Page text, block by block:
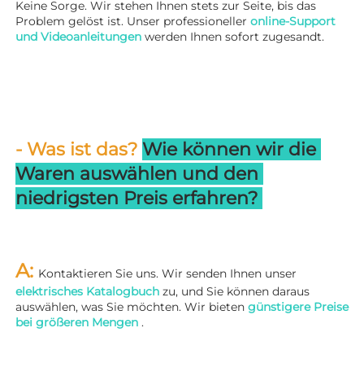
Keine Sorge. Wir stehen Ihnen stets zur Seite, bis das
Problem gelöst ist. Unser professioneller online-Support
und Videoanleitungen werden Ihnen sofort zugesandt.
- Was ist das? Wie können wir die
Waren auswählen und den
niedrigsten Preis erfahren?
A:
elektrisches Katalogbuch zu, und Sie können daraus
auswählen, was Sie möchten. Wir bieten günstigere Preise
bei größeren Mengen .